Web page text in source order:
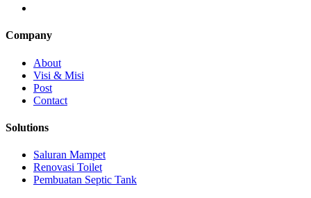
Company
About
Visi & Misi
Post
Contact
Solutions
Saluran Mampet
Renovasi Toilet
Pembuatan Septic Tank